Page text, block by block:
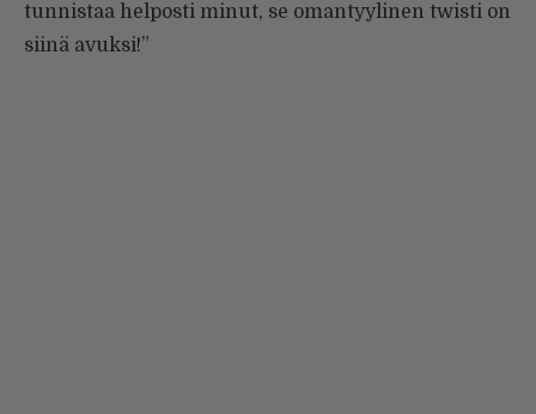
tunnistaa helposti minut, se omantyylinen twisti on
siinä avuksi!”